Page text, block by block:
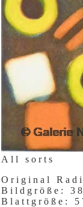
All sorts
Original
Bildgröße:
Blattgröße: